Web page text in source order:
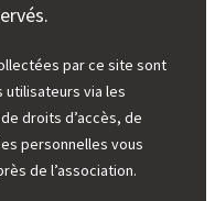
par ce site sont
via les
droits d’accès, de
personnelles vous
de l’association.